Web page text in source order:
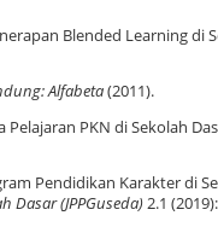
Blended Learning di
Alfabeta(2011).
PKN di Sekolah
Pendidikan Karakter di
Dasar (JPPGuseda)2.1